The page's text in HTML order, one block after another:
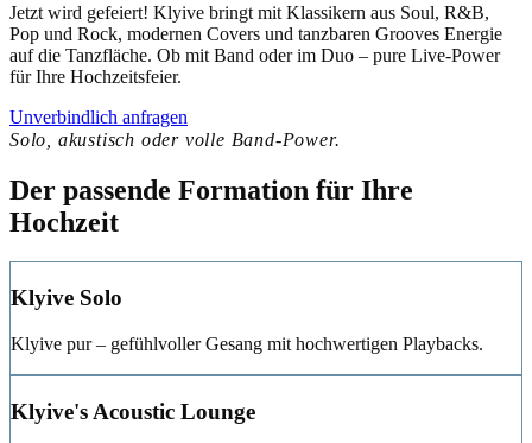
Jetzt wird gefeiert! Klyive bringt mit Klassikern aus Soul, R&B,
Pop und Rock, modernen Covers und tanzbaren Grooves Energie
auf die Tanzfläche. Ob mit Band oder im Duo – pure Live-Power
für Ihre Hochzeitsfeier.
Unverbindlich anfragen
Solo, akustisch oder volle Band-Power.
Der passende Formation für Ihre
Hochzeit
Klyive Solo
Klyive pur – gefühlvoller Gesang mit hochwertigen Playbacks.
Klyive's Acoustic Lounge